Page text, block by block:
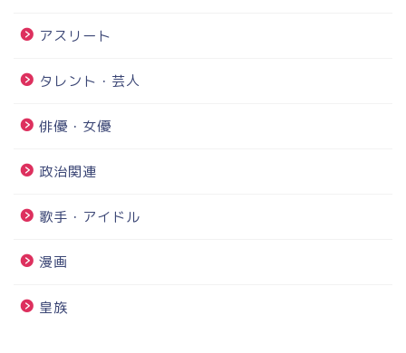
アスリート
タレント・芸人
俳優・女優
政治関連
歌手・アイドル
漫画
皇族